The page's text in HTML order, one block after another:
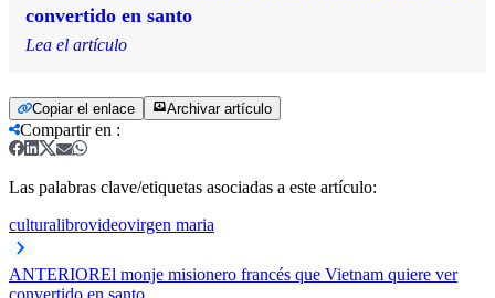
convertido en santo
Lea el artículo
Copiar el enlace Archivar artículo
Compartir en :
Las palabras clave/etiquetas asociadas a este artículo:
culturalibrovideovirgen maria
ANTERIOREl monje misionero francés que Vietnam quiere ver
convertido en santo